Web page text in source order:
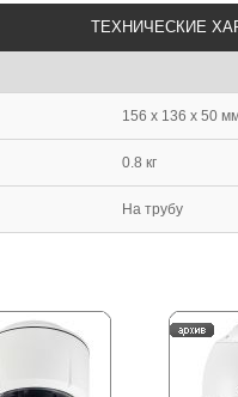
ТЕХНИЧЕСКИЕ
156 x 136 x 50
0.8 кг
На трубу